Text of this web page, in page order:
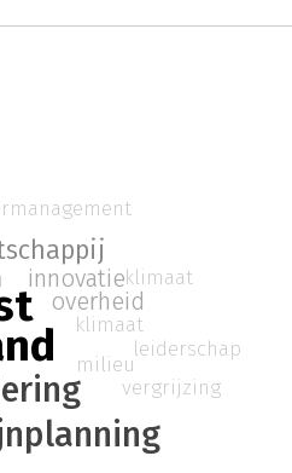
innovatie
overheid
klimaat
leiderschap
milieu
vergrijzing
klimaat